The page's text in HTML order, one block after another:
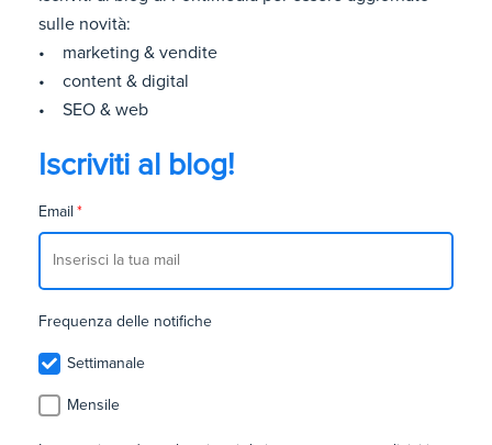
sulle novità:
• marketing & vendite
• content & digital
• SEO & web
Iscriviti al blog!
Email *
Frequenza delle notifiche
Settimanale
Mensile